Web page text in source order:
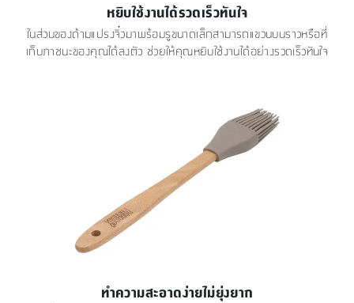
หยิบใช้งานได้รวดเร็วทันใจ
ในส่วนของด้ามแปรงจิ๋วมาพร้อมรูขนาดเล็กสามารถแขวนบนราวหรือที่
เก็บภาชนะของคุณได้ลงตัว ช่วยให้คุณหยิบใช้งานได้อย่างรวดเร็วทันใจ
ทำความสะอาดง่ายไม่ยุ่งยาก